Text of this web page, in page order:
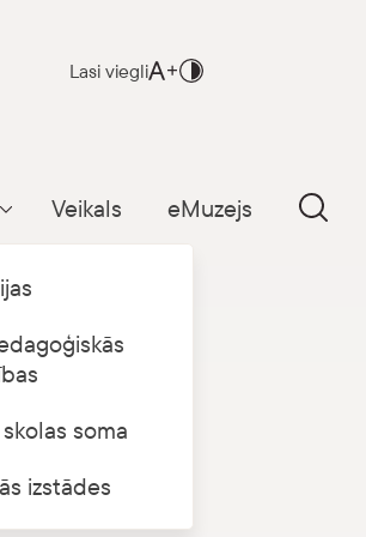
Lasi viegli
Parādīt apakšizvēlni
soma
izstādes
Veikals eMuzejs